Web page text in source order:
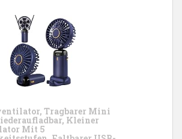
Tragbarer Mini
Kleiner
Mit 5